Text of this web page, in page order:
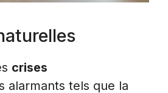
crises
alarmants tels que la